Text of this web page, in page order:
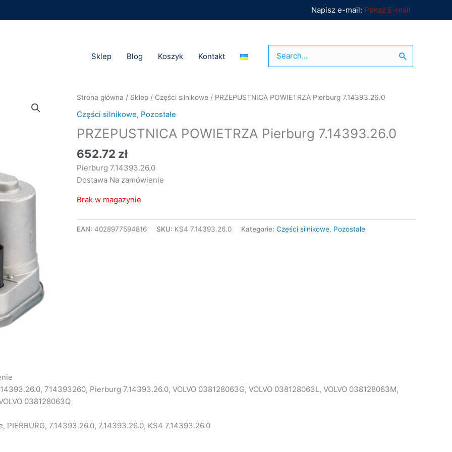
Napisz e-mail: Pokaż E-mail
Sklep Blog Koszyk Kontakt
for:
Strona główna / Sklep / Części silnikowe / PRZEPUSTNICA POWIETRZA Pierburg 7.14393.26.0
Części silnikowe, Pozostałe
PRZEPUSTNICA POWIETRZA Pierburg 7.14393.26.0
652.72 zł
Pierburg 7.14393.26.0
Dostawa Na zamówienie
Brak w magazynie
EAN: 4028977594816 SKU: KS4 7.14393.26.0 Kategorie: Części silnikowe, Pozostałe
714393260, Pierburg 7.14393.26.0, VOLVO 038128063G, VOLVO 038128063L, VOLVO 038128063M,
038128063Q
PIERBURG, 7.14393.26.0, 7.14393.26.0, KS4 7.14393.26.0